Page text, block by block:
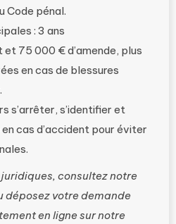
Code pénal.
: 3 ans
et 75 000 € d’amende, plus
en cas de blessures
s’arrêter, s’identifier et
cas d’accident pour éviter
consultez notre
déposez votre demande
en ligne sur notre